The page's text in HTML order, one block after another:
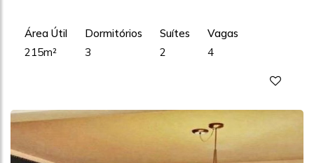
Área Útil
215m²
Dormitórios
3
Suítes
2
Vagas
4